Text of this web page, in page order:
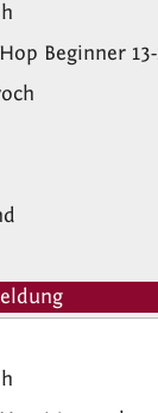
Beginner 13-